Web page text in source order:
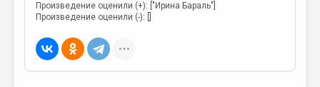
Произведение оценили (+): ["Ирина Бараль"]
Произведение оценили (-): []